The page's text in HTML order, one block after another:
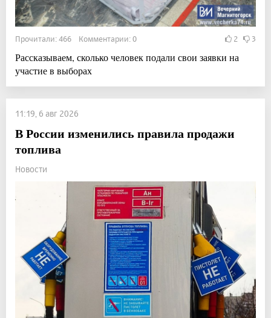
Прочитали: 466 Комментарии: 0 2 3
Рассказываем, сколько человек подали свои заявки на
участие в выборах
11:19, 6 авг 2026
В России изменились правила продажи
топлива
Новости